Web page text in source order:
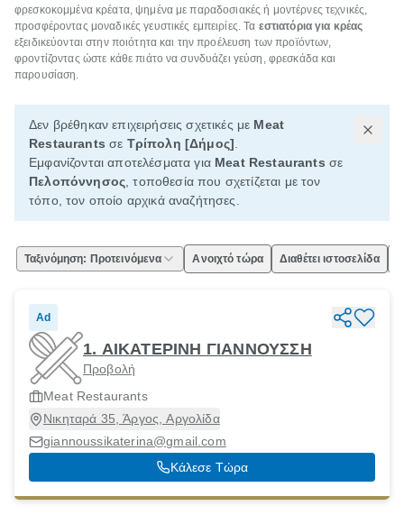
φρεσκοκομμένα κρέατα, ψημένα με παραδοσιακές ή μοντέρνες τεχνικές,
προσφέροντας μοναδικές γευστικές εμπειρίες. Τα εστιατόρια για κρέας
εξειδικεύονται στην ποιότητα και την προέλευση των προϊόντων,
φροντίζοντας ώστε κάθε πιάτο να συνδυάζει γεύση, φρεσκάδα και
παρουσίαση.
Δεν βρέθηκαν επιχειρήσεις σχετικές με Meat
Restaurants σε Τρίπολη [Δήμος]
Εμφανίζονται αποτελέσματα για Meat Restaurants σε
Πελοπόννησος , τοποθεσία που σχετίζεται με τον
τόπο, τον οποίο αρχικά αναζήτησες.
Ταξινόμηση: Προτεινόμενα Ανοιχτό τώρα Διαθέτει ιστοσελίδα
Ad
1. ΑΙΚΑΤΕΡΙΝΗ ΓΙΑΝΝΟΥΣΣΗ
Προβολή
Meat Restaurants
Νικηταρά 35, Άργος, Αργολίδα
giannoussikaterina@gmail.com
Κάλεσε Τώρα